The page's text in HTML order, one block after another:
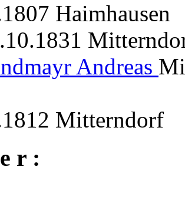
Haimhausen
Andreas
Mitterndorf
r :